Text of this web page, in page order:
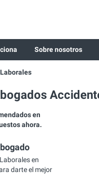
Sobre nosotros
en
ahora.
en
darte el mejor